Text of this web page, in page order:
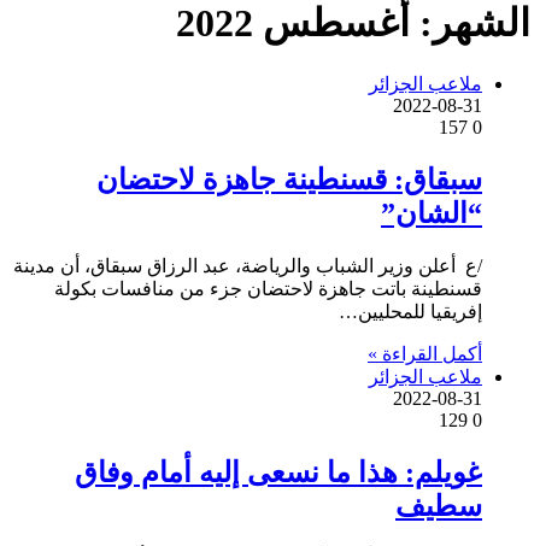
الشهر: أغسطس 2022
ملاعب الجزائر
2022-08-31
0
سبقاق: قسنطينة جاهزة لاحتضان
“الشان”
/ع أعلن وزير الشباب والرياضة، عبد الرزاق سبقاق، أن مدينة
قسنطينة باتت جاهزة لاحتضان جزء من منافسات بكولة
إفريقيا للمحليين…
أكمل القراءة »
ملاعب الجزائر
2022-08-31
0
غويلم: هذا ما نسعى إليه أمام وفاق
سطيف